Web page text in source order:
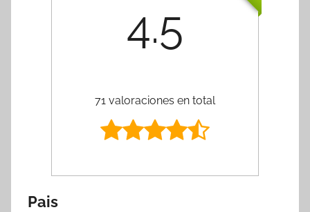
4.5
71 valoraciones en total
Pais